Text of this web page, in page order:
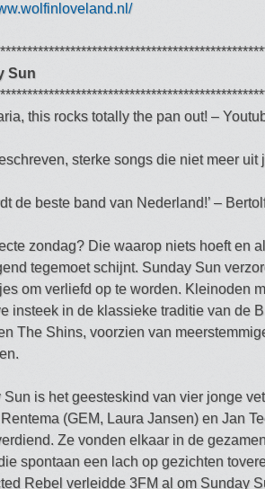
Sun
this rocks totally the pan out! –
sterke songs die niet meer
de beste band van Nederland!’ –
zondag? Die waarop niets hoeft en
tegemoet schijnt. Sunday Sun
om verliefd op te worden. Kleinoden
insteek in de klassieke traditie van de
The Shins, voorzien van
Sun is het geesteskind van vier jonge
(GEM, Laura Jansen) en Jan
Ze vonden elkaar in de
spontaan een lach op gezichten
Rebel verleidde 3FM al om Sunday